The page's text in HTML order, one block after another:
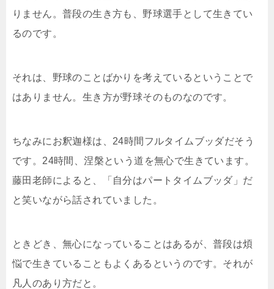
りません。普段の生き方も、野球選手として生きてい
るのです。
それは、野球のことばかりを考えているということで
はありません。生き方が野球そのものなのです。
ちなみにお釈迦様は、24時間フルタイムブッダだそう
です。24時間、涅槃という道を無心で生きています。
藤田老師によると、「自分はパートタイムブッダ」だ
と笑いながら話されていました。
ときどき、無心になっていることはあるが、普段は煩
悩で生きていることもよくあるというのです。それが
凡人のあり方だと。